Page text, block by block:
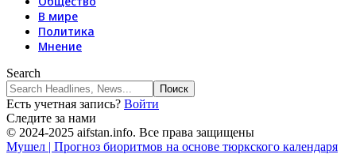
В мире
Политика
Мнение
Search
Есть учетная запись? Войти
Следите за нами
© 2024-2025 aifstan.info. Все права защищены
Мушел | Прогноз биоритмов на основе тюркского календаря